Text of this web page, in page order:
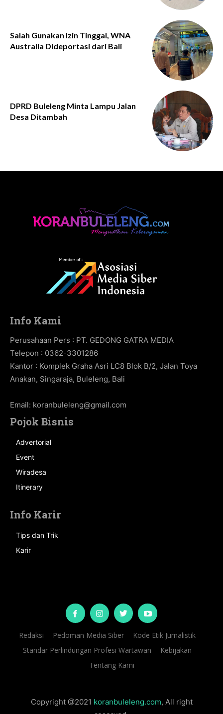
Salah Gunakan Izin Tinggal, WNA
Australia Dideportasi dari Bali
DPRD Buleleng Minta Lampu Jalan
Desa Ditambah
Info Kami
Perusahaan Pers : PT. GEDONG GATRA MEDIA
Telepon : 0362-3301286
Kantor : Komplek Graha Asri LC8 Blok B/2, Jalan Toya
Anakan, Singaraja, Buleleng, Bali
Email: koranbuleleng@gmail.com
Pojok Bisnis
Advertorial
Event
Wiradesa
Itinerary
Info Karir
Tips dan Trik
Karir
Redaksi Pedoman Media Siber
Kode Etik Jurnalistik
Standar Perlindungan Profesi Wartawan
Kebijakan
Tentang Kami
Copyright @2021 koranbuleleng.com, All right